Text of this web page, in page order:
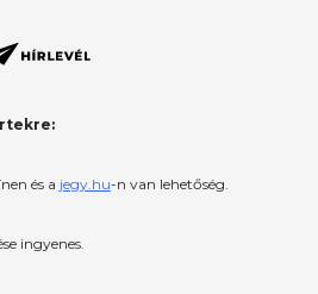
és a jegy.hu-n van lehetőség.
ingyenes.